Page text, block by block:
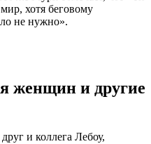
хотя беговому
не нужно».
женщин и другие
и коллега Лебоу,